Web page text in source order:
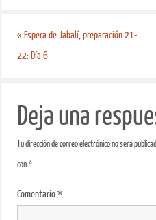
« Espera de Jabalí, preparación 21-
22: Día 6
Deja una
Tu dirección de correo electrónico no será
con*
Comentario*